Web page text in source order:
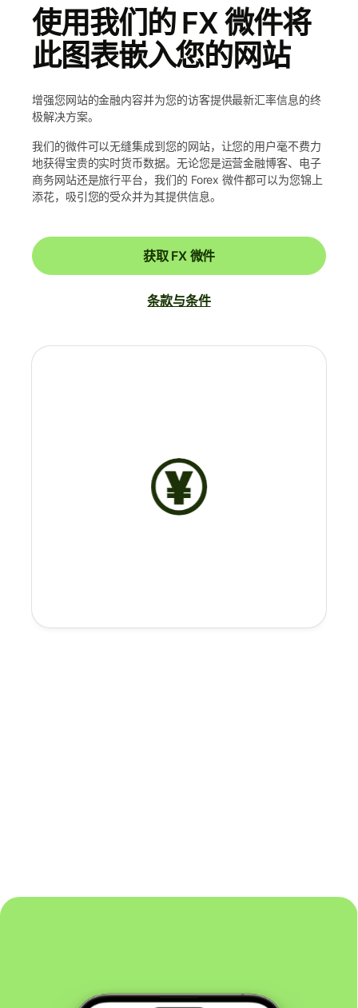
使用我们的 FX 微件将
此图表嵌入您的网站
增强您网站的金融内容并为您的访客提供最新汇率信息的终
极解决方案。
我们的微件可以无缝集成到您的网站，让您的用户毫不费力
地获得宝贵的实时货币数据。无论您是运营金融博客、电子
商务网站还是旅行平台，我们的 Forex 微件都可以为您锦上
添花，吸引您的受众并为其提供信息。
获取 FX 微件
条款与条件